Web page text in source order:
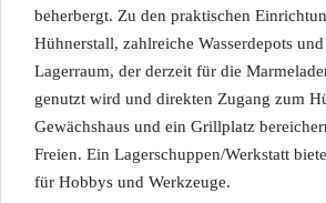
beherbergt. Zu den praktischen
Hühnerstall, zahlreiche Wasserdepots
Lagerraum, der derzeit für die
genutzt wird und direkten Zugang zum
Gewächshaus und ein Grillplatz
Freien. Ein Lagerschuppen/Werkstatt
für Hobbys und Werkzeuge.